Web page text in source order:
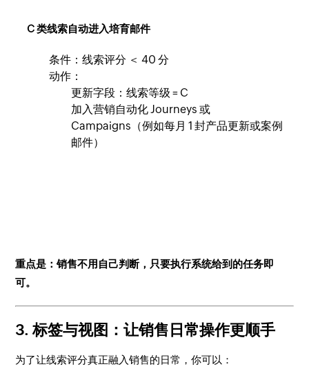
C 类线索自动进入培育邮件
条件：线索评分 ＜ 40 分
动作：
更新字段：线索等级 = C
加入营销自动化 Journeys 或
Campaigns（例如每月 1 封产品更新或案例
邮件）
重点是：销售不用自己判断，只要执行系统给到的任务即
可。
3. 标签与视图：让销售日常操作更顺手
为了让线索评分真正融入销售的日常，你可以：